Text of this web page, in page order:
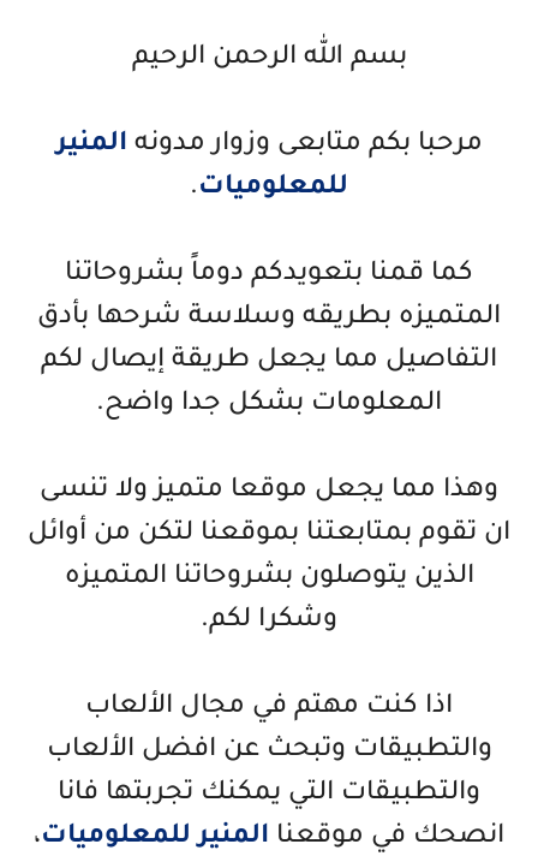
بسم الله الرحمن الرحيم
مرحبا بكم متابعى وزوار مدونه المنير
للمعلوميات.
كما قمنا بتعويدكم دوماً بشروحاتنا
المتميزه بطريقه وسلاسة شرحها بأدق
التفاصيل مما يجعل طريقة إيصال لكم
المعلومات بشكل جدا واضح.
وهذا مما يجعل موقعا متميز ولا تنسى
ان تقوم بمتابعتنا بموقعنا لتكن من أوائل
الذين يتوصلون بشروحاتنا المتميزه
وشكرا لكم.
اذا كنت مهتم في مجال الألعاب
والتطبيقات وتبحث عن افضل الألعاب
والتطبيقات التي يمكنك تجربتها فانا
انصحك في موقعنا المنير للمعلوميات،